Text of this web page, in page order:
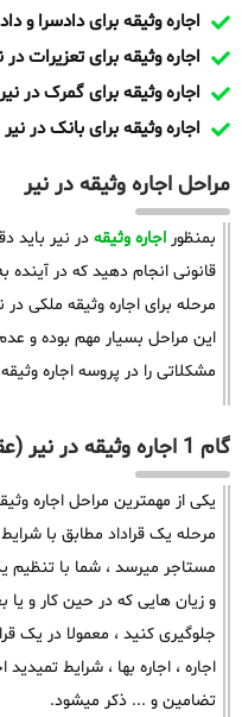
اجاره وثیقه برای دادسرا و
اجاره وثیقه برای تعزیرات در
اجاره وثیقه برای گمرک در نیر
اجاره وثیقه برای بانک در نیر
مراحل اجاره وثیقه در نیر
بمنظور اجاره وثیقه در نیر باید
مرحله برای اجاره وثیقه ملکی
این مراحل بسیار مهم بوده و
مشکلاتی را در پروسه اجاره
گام 1 اجاره وثیقه در نیر (عقد قرارداد)
یکی از مهمترین مراحل اجاره
مرحله یک قراداد مطابق با
مستاجر میرسد ، شما با تنظیم
و زیان هایی که در حین کار و
جلوگیری کنید ، معمولا در یک
اجاره ، اجاره بها ، شرایط
تضامین و ... ذکر میشود.